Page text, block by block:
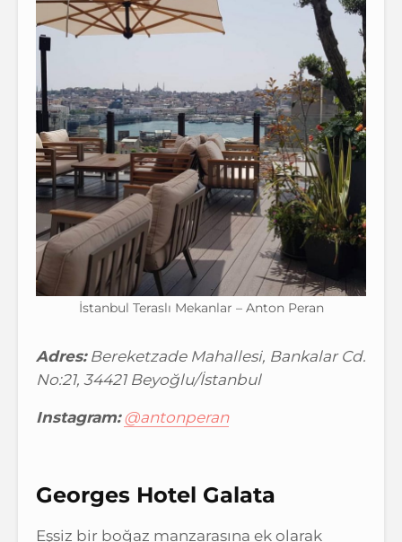
İstanbul Teraslı Mekanlar – Anton Peran
Adres:Bereketzade Mahallesi, Bankalar Cd.
No:21, 34421 Beyoğlu/İstanbul
Instagram: @antonperan
Georges Hotel Galata
Eşsiz bir boğaz manzarasına ek olarak